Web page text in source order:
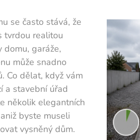
se často stává, že
tvrdou realitou
domu, garáže,
může snadno
Co dělat, když vám
a stavební úřad
několik elegantních
byste museli
vysněný dům.